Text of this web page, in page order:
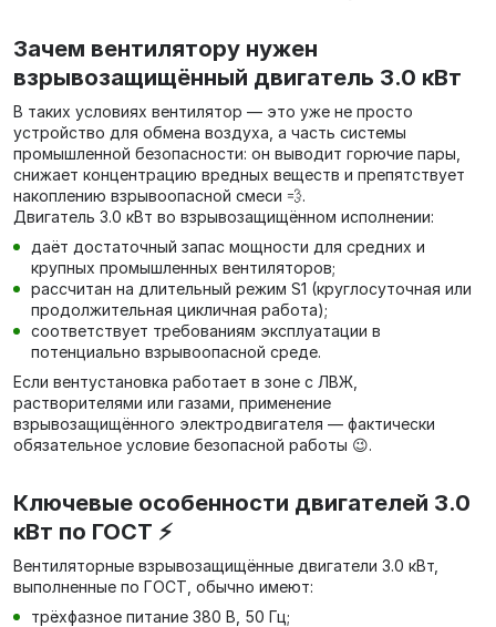
Зачем вентилятору нужен
взрывозащищённый двигатель 3.0 кВт
В таких условиях вентилятор — это уже не просто
устройство для обмена воздуха, а часть системы
промышленной безопасности: он выводит горючие пары,
снижает концентрацию вредных веществ и препятствует
накоплению взрывоопасной смеси 💨.
Двигатель 3.0 кВт во взрывозащищённом исполнении:
даёт достаточный запас мощности для средних и
крупных промышленных вентиляторов;
рассчитан на длительный режим S1 (круглосуточная или
продолжительная цикличная работа);
соответствует требованиям эксплуатации в
потенциально взрывоопасной среде.
Если вентустановка работает в зоне с ЛВЖ,
растворителями или газами, применение
взрывозащищённого электродвигателя — фактически
обязательное условие безопасной работы 😉.
Ключевые особенности двигателей 3.0
кВт по ГОСТ ⚡
Вентиляторные взрывозащищённые двигатели 3.0 кВт,
выполненные по ГОСТ, обычно имеют:
трёхфазное питание 380 В, 50 Гц;